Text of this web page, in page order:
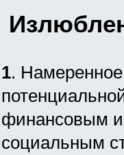
1.
финансовым
социальным